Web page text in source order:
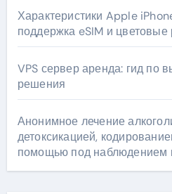
Характеристики Apple
поддержка eSIM и
VPS сервер аренда: гид по
решения
Анонимное лечение
детоксикацией,
помощью под наблюдением